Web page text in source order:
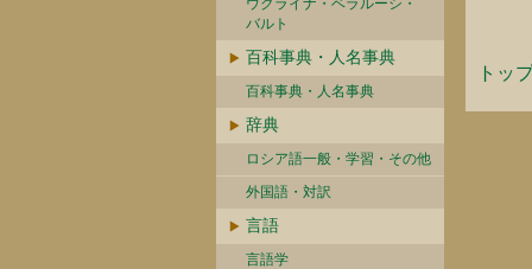
ウクライナ・ベラルーシ・
バルト
百科事典・人名事典
百科事典・人名事典
辞典
ロシア語一般・学習・その他
外国語・対訳
言語
言語学
トッ